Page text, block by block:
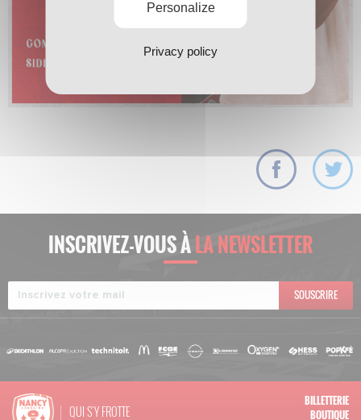
INSCRIVEZ-VOUS ÀLA NEWSLETTER
SOUSCRIRE
QUI S'Y FROTTE
BILLETTERIE
BOUTIQUE
Personalize
Privacy policy